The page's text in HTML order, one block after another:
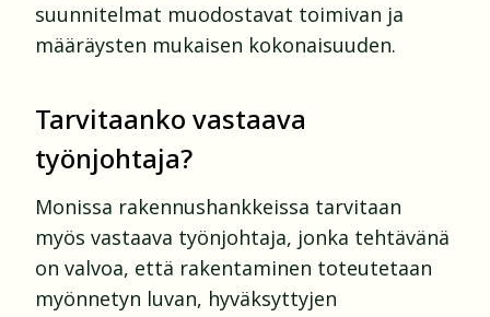
suunnitelmat muodostavat toimivan ja
määräysten mukaisen kokonaisuuden.
Tarvitaanko vastaava
työnjohtaja?
Monissa rakennushankkeissa tarvitaan
myös vastaava työnjohtaja, jonka tehtävänä
on valvoa, että rakentaminen toteutetaan
myönnetyn luvan, hyväksyttyjen